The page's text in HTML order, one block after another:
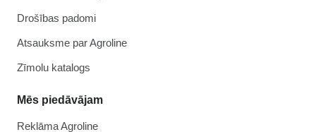
Drošības padomi
Atsauksme par Agroline
Zīmolu katalogs
Mēs piedāvājam
Reklāma Agroline